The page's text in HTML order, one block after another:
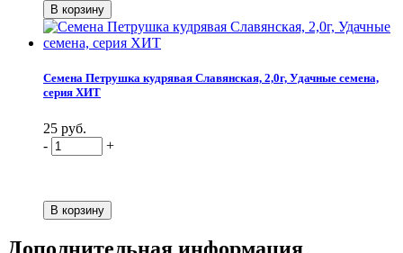
Семена Петрушка кудрявая Славянская, 2,0г, Удачные семена,
серия ХИТ
25 руб.
-
+